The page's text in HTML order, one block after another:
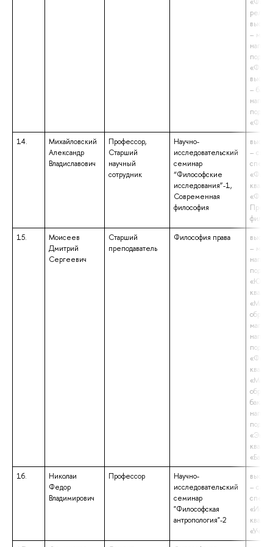
–
–
14.
Михайловский
Александр
Владиславович
Профессор,
Старший
научный
сотрудник
Научно-
исследовательский
семинар
“Философские
исследования”-1,
Современная
философия
–
15.
Моисеев
Дмитрий
Сергеевич
Старший
преподаватель
Философия права
–
16.
Николаи
Федор
Владимирович
Профессор
Научно-
исследовательский
семинар
"Философская
антропология"-2
–